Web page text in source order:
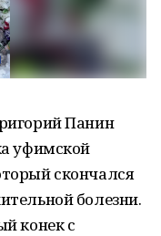
Панин
уфимской
скончался
болезни.
конек с